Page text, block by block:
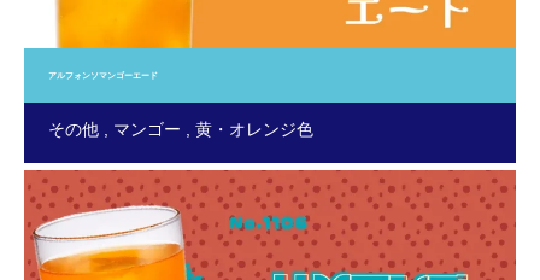
アルフォンソマンゴーエード
その他 マンゴー 黄・オレンジ色